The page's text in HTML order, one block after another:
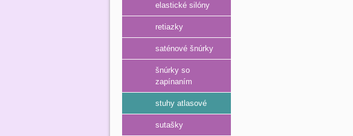
elastické silóny
retiazky
saténové šnúrky
šnúrky so
zapínaním
stuhy atlasové
sutašky